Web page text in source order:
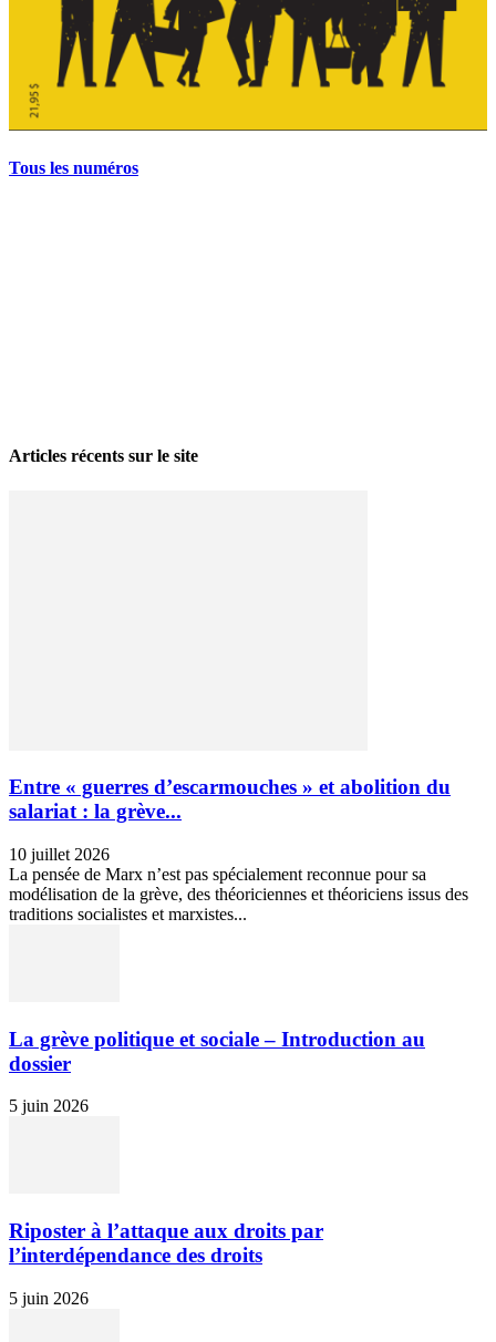
Tous les numéros
Articles récents sur le site
Entre « guerres d’escarmouches » et abolition du
salariat : la grève...
10 juillet 2026
La pensée de Marx n’est pas spécialement reconnue pour sa
modélisation de la grève, des théoriciennes et théoriciens issus des
traditions socialistes et marxistes...
La grève politique et sociale – Introduction au
dossier
5 juin 2026
Riposter à l’attaque aux droits par
l’interdépendance des droits
5 juin 2026